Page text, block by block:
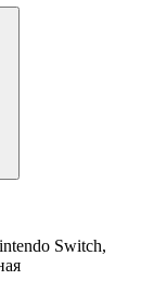
Switch,